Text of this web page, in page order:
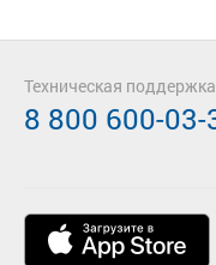
Техническая
8 800 600-03-